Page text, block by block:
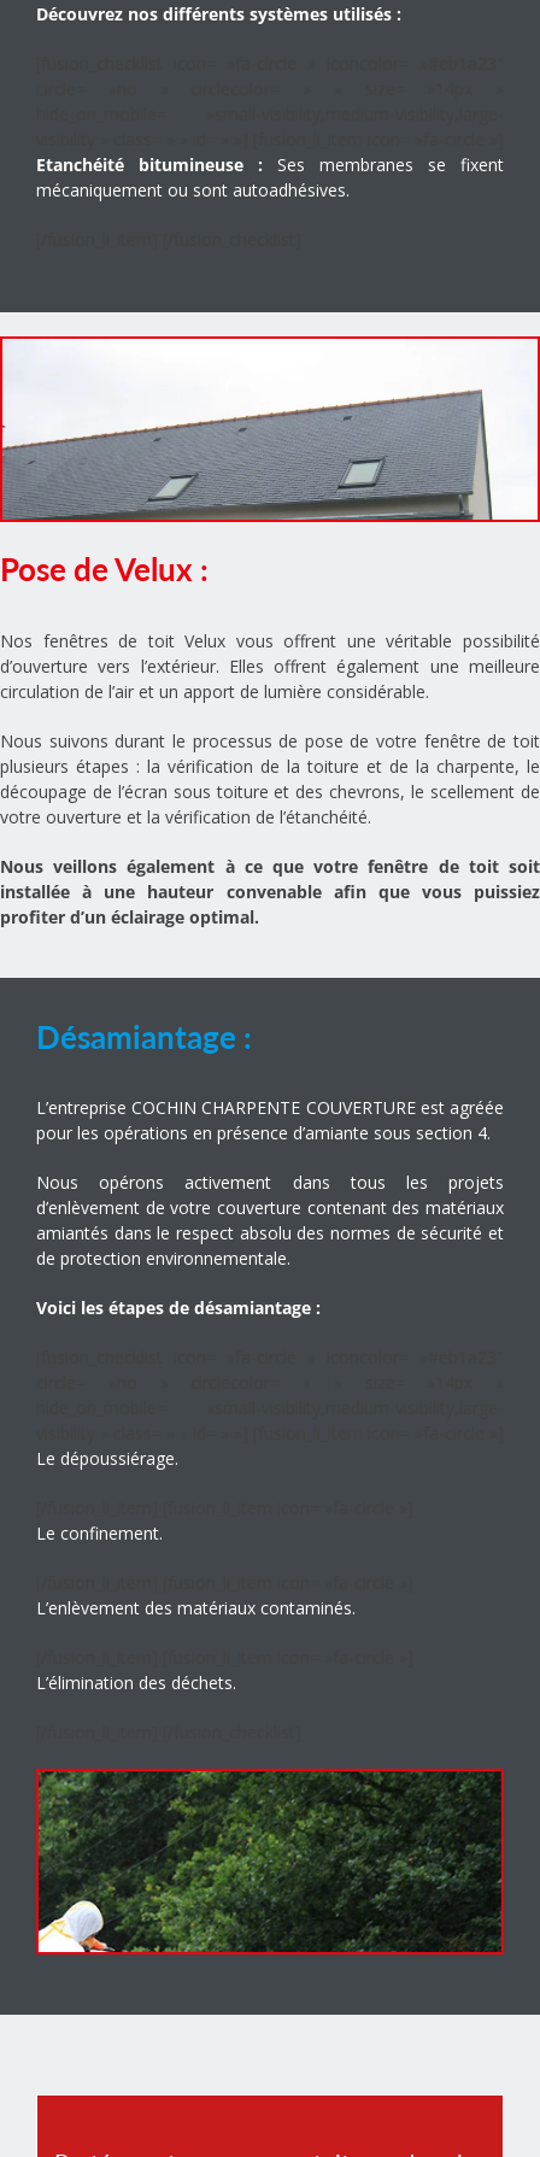
Découvrez nos différents systèmes utilisés :
Etanchéité bitumineuse : Ses membranes se fixent
mécaniquement ou sont autoadhésives.
Pose de Velux :
Nos fenêtres de toit Velux vous offrent une véritable possibilité
d’ouverture vers l’extérieur. Elles offrent également une meilleure
circulation de l’air et un apport de lumière considérable.
Nous suivons durant le processus de pose de votre fenêtre de toit
plusieurs étapes : la vérification de la toiture et de la charpente, le
découpage de l’écran sous toiture et des chevrons, le scellement de
votre ouverture et la vérification de l’étanchéité.
Nous veillons également à ce que votre fenêtre de toit soit
installée à une hauteur convenable afin que vous puissiez
profiter d’un éclairage optimal.
Désamiantage :
L’entreprise COCHIN CHARPENTE COUVERTURE est agréée
pour les opérations en présence d’amiante sous section 4.
Nous opérons activement dans tous les projets
d’enlèvement de votre couverture contenant des matériaux
amiantés dans le respect absolu des normes de sécurité et
de protection environnementale.
Voici les étapes de désamiantage :
Le dépoussiérage.
Le confinement.
L’enlèvement des matériaux contaminés.
L’élimination des déchets.